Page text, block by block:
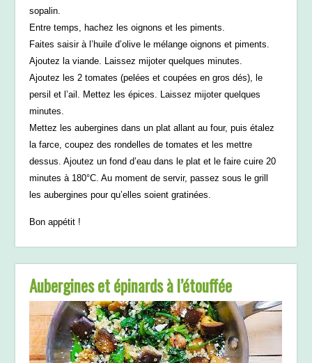
sopalin.
Entre temps, hachez les oignons et les piments.
Faites saisir à l’huile d’olive le mélange oignons et piments.
Ajoutez la viande. Laissez mijoter quelques minutes.
Ajoutez les 2 tomates (pelées et coupées en gros dés), le
persil et l’ail. Mettez les épices. Laissez mijoter quelques
minutes.
Mettez les aubergines dans un plat allant au four, puis étalez
la farce, coupez des rondelles de tomates et les mettre
dessus. Ajoutez un fond d’eau dans le plat et le faire cuire 20
minutes à 180°C. Au moment de servir, passez sous le grill
les aubergines pour qu’elles soient gratinées.
Bon appétit !
Aubergines et épinards à l’étouffée